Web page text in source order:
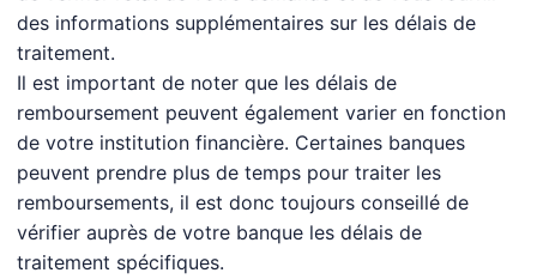
des informations supplémentaires sur les délais de
traitement.
Il est important de noter que les délais de
remboursement peuvent également varier en fonction
de votre institution financière. Certaines banques
peuvent prendre plus de temps pour traiter les
remboursements, il est donc toujours conseillé de
vérifier auprès de votre banque les délais de
traitement spécifiques.